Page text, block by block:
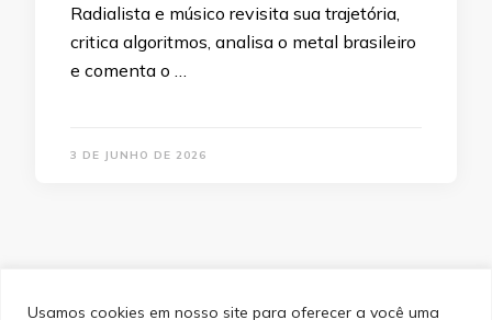
Usamos cookies em nosso site para oferecer a você uma
Radialista e músico revisita sua trajetória,
critica algoritmos, analisa o metal brasileiro
e comenta o …
3 DE JUNHO DE 2026